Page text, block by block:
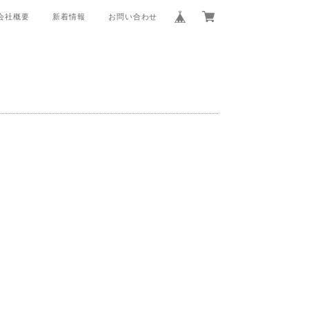
社概要 新着情報 お問い合わせ